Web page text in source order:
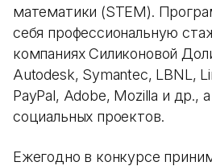
математики (STEM).
себя профессиональную
компаниях Силиконовой
Autodesk, Symantec, LBNL,
PayPal, Adobe, Mozilla и др.,
социальных проектов.
Ежегодно в конкурсе